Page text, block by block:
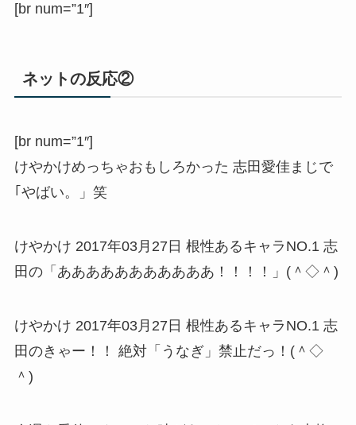
[br num=”1″]
ネットの反応②
[br num=”1″]
けやかけめっちゃおもしろかった 志田愛佳まじで
｢やばい。」笑
けやかけ 2017年03月27日 根性あるキャラNO.1 志
田の「あああああああああああ！！！！」(＾◇＾)
けやかけ 2017年03月27日 根性あるキャラNO.1 志
田のきゃー！！ 絶対「うなぎ」禁止だっ！(＾◇
＾)